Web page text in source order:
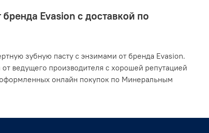
Evasion с доставкой по
зубную пасту с энзимами от бренда Evasion.
ведущего производителя с хорошей репутацией
онлайн покупок по Минеральным